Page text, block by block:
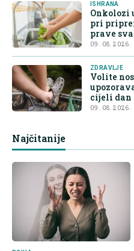
ISHRANA
Onkolozi
pri
prave
09. 08. 2026.
ZDRAVLJE
Volite
cijeli dan
09. 08. 2026.
Najčitanije